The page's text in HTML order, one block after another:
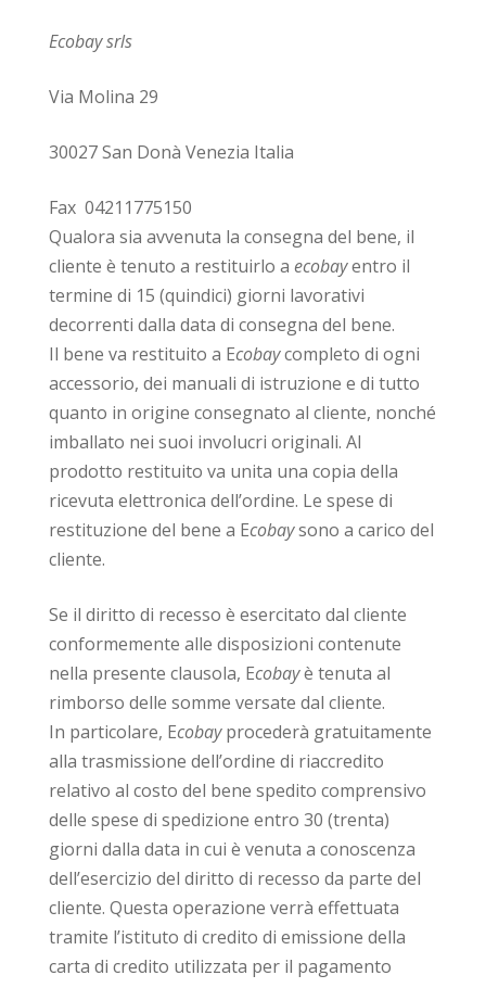
Ecobay srls
Via Molina 29
30027 San Donà Venezia Italia
Fax 04211775150
Qualora sia avvenuta la consegna del bene, il
cliente è tenuto a restituirlo a ecobayentro il
termine di 15 (quindici) giorni lavorativi
decorrenti dalla data di consegna del bene.
Il bene va restituito a Ecobaycompleto di ogni
accessorio, dei manuali di istruzione e di tutto
quanto in origine consegnato al cliente, nonché
imballato nei suoi involucri originali. Al
prodotto restituito va unita una copia della
ricevuta elettronica dell’ordine. Le spese di
restituzione del bene a Ecobaysono a carico del
cliente.
Se il diritto di recesso è esercitato dal cliente
conformemente alle disposizioni contenute
nella presente clausola, Ecobayè tenuta al
rimborso delle somme versate dal cliente.
In particolare, Ecobayprocederà gratuitamente
alla trasmissione dell’ordine di riaccredito
relativo al costo del bene spedito comprensivo
delle spese di spedizione entro 30 (trenta)
giorni dalla data in cui è venuta a conoscenza
dell’esercizio del diritto di recesso da parte del
cliente. Questa operazione verrà effettuata
tramite l’istituto di credito di emissione della
carta di credito utilizzata per il pagamento